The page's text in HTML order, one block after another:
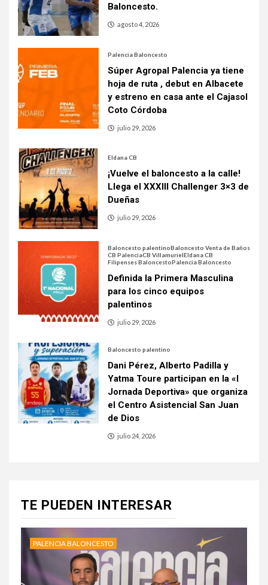
Baloncesto.
agosto 4, 2026
Palencia Baloncesto
Súper Agropal Palencia ya tiene
hoja de ruta , debut en Albacete
y estreno en casa ante el Cajasol
Coto Córdoba
julio 29, 2026
Eldana CB
¡Vuelve el baloncesto a la calle!
Llega el XXXIII Challenger 3×3 de
Dueñas
julio 29, 2026
Baloncesto palentinoBaloncesto Venta de Baños
CB PalenciaCB VillamurielEldana CB
Filipenses BaloncestoPalencia Baloncesto
Definida la Primera Masculina
para los cinco equipos
palentinos
julio 29, 2026
Baloncesto palentino
Dani Pérez, Alberto Padilla y
Yatma Toure participan en la «I
Jornada Deportiva» que organiza
el Centro Asistencial San Juan
de Dios
julio 24, 2026
TE PUEDEN INTERESAR
PALENCIA BALONCESTO